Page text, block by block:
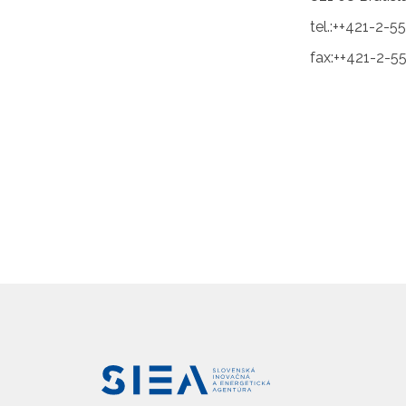
tel.:++421-2-
fax:++421-2-